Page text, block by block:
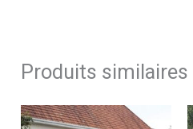
Produits similaires